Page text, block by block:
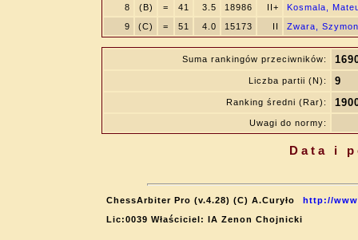
8
(B) = 41 3.5 18986 II+
Kosmala,
9
(C) = 51 4.0 15173 II Zwara, Szymon
Suma rankingów przeciwników:
Liczba partii (N): 9
Ranking średni (Rar):
Uwagi do normy:
Data i
ChessArbiter Pro (v.4.28) (C) A.Curyło
http://
Lic:0039 Właściciel: IA Zenon Chojnicki